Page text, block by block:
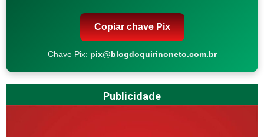
Copiar chave Pix
Chave Pix: pix@blogdoquirinoneto.com.br
Publicidade